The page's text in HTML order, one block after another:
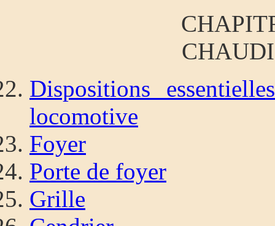
Dispositions
locomotive
Foyer
Porte de foyer
Grille